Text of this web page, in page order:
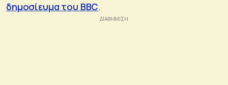
δημοσίευμα του BBC.